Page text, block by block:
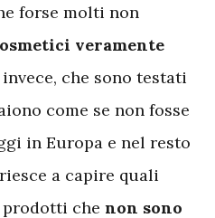
forse molti non
veramente
che sono testati
come se non fosse
in Europa e nel resto
a capire quali
che non sono